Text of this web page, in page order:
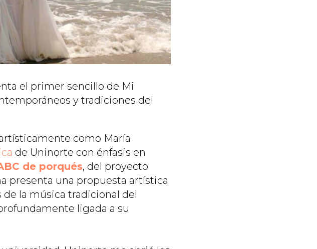
el primer sencillo de Mi
y tradiciones del
como María
de Uninorte con énfasis en
de porqués, del proyecto
presenta una propuesta artística
la música tradicional del
ligada a su